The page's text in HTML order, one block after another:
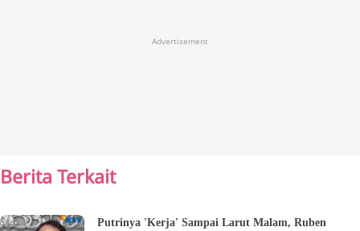
Advertisement
Berita Terkait
Putrinya 'Kerja' Sampai Larut Malam, Ruben